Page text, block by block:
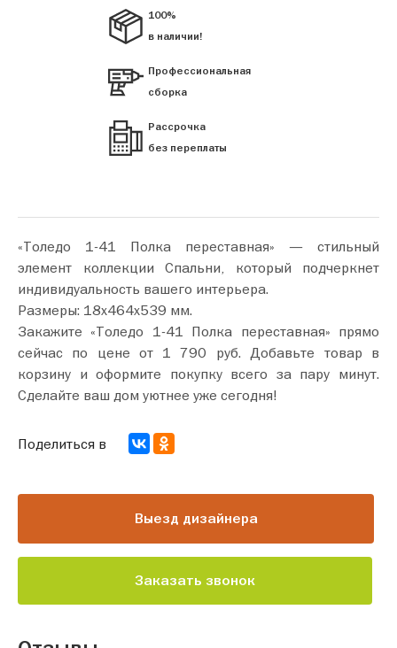
100%
в наличии!
Профессиональная
сборка
Рассрочка
без переплаты
«Толедо 1-41 Полка переставная» — стильный
элемент коллекции Спальни, который подчеркнет
индивидуальность вашего интерьера.
Размеры: 18х464х539 мм.
Закажите «Толедо 1-41 Полка переставная» прямо
сейчас по цене от 1 790 руб. Добавьте товар в
корзину и оформите покупку всего за пару минут.
Сделайте ваш дом уютнее уже сегодня!
Выезд дизайнера
Заказать звонок
Поделиться в